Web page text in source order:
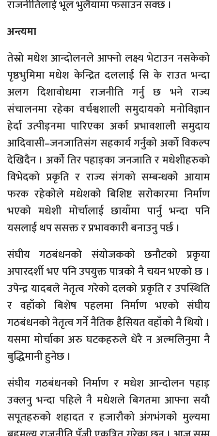
राजनीतिलाई भूल भुलैयामा फसाउन सक्छ ।
अन्त्यमा
तेस्रो मधेश आन्दोलनले आफ्नो लक्ष्य भेटाउन नसकेको
पृष्ठभुमिमा मधेश केन्द्रित दललाई सि के राउत भन्दा
अलग दिशावोधमा राजनीति गर्नु छ भने राज्य
संचालनमा रहेका वर्चश्वशाली समुदायको मनोविज्ञान
हेर्दा उत्पीड़नमा पारिएका अर्का प्रभावशाली समुदाय
आदिवासी–जनजातिसंग सहकार्य गर्नुको अर्को विकल्प
देखिदैन । अर्को तिर पहाड़का जनजाति र मधेशीहरुको
विभेदको प्रकृति र राज्य संगको सम्बन्धको आयाम
फरक रहेकोले मधेशको बिशिष्ट सरोकारमा निर्माण
भएको मधेशी मोर्चालाई छायाँमा पार्नु भन्दा पनि
यसलाई थप ससक्त र प्रभावकारी बनाउनु पर्छ ।
संघीय गठबंधनको संयोजकको छनौटको प्रकृया
अपारदर्शी भए पनि उपयुक्त पात्रको नै चयन भएको छ ।
उपेन्द्र यादबले नेतृत्व गरेको दलको प्रकृति र उपस्थिति
र वहाँको बिशेष पहलमा निर्माण भएको संघीय
गठबंधनको नेतृत्व गर्ने नैतिक हैसियत वहाँको नै थियो ।
यसमा मोर्चाका अरु घटकहरुले धेरै न अल्मलिनुमा नै
बुद्धिमानी हुनेछ ।
संघीय गठबंधनको निर्माण र मधेश आन्दोलन पहाड़
उक्लनु भन्दा पहिले नै मधेशले बिगतमा आफ्ना सयौ
सपूतहरुको शहादत र हजारौको अंगभंगको मुल्यमा